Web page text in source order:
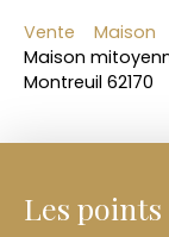
Vente Maison
Maison
Montreuil 62170
Les